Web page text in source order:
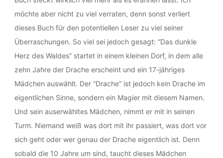
möchte aber nicht zu viel verraten, denn sonst verliert
dieses Buch für den potentiellen Leser zu viel seiner
Überraschungen. So viel sei jedoch gesagt: “Das dunkle
Herz des Waldes” startet in einem kleinen Dorf, in dem alle
zehn Jahre der Drache erscheint und ein 17-jähriges
Mädchen auswählt. Der “Drache” ist jedoch kein Drache im
eigentlichen Sinne, sondern ein Magier mit diesem Namen.
Und sein auserwähltes Mädchen, nimmt er mit in seinen
Turm. Niemand weiß was dort mit ihr passiert, was dort vor
sich geht oder wer genau der Drache eigentlich ist. Denn
sobald die 10 Jahre um sind, taucht dieses Mädchen